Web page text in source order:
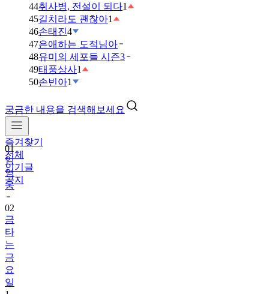
44취사병, 전설이 되다1
45길치라도 괜찮아1
46손태진4
47은애하는 도적님아
48유미의 세포들 시즌3
49태풍상사1
50손빈아1
궁금한 내용을 검색해보세요
즐겨찾기
전체
인기글
공지
01
임
영
웅
02
금
타
는
금
요
일
1